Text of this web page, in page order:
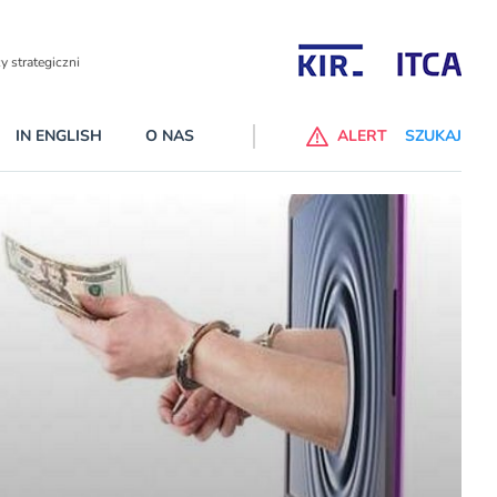
Partnerzy wspierający
do ChataGPT Go dla klientów Revoluta. Nowy benefit we
– Standard i Plus – z usługi będzie można korzsytać za
miesiące
IN ENGLISH O NAS ALERT SZUKAJ